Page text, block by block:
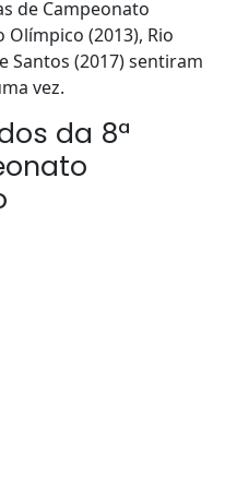
de Campeonato
Olímpico (2013), Rio
Santos (2017) sentiram
vez.
da 8ª